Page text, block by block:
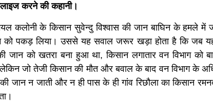
करने की कहानी।
कलोनी के किसान सुवेन्दु विश्वास की जान बाघिन के हमले में
को पकड़ लिया। उससे यह सवाल जरूर खड़ा होता है कि जब
को खतरा बना हुआ था, किसान लगातार वन विभाग को
जो तेजी किसान की मौत और बवाल के बाद वन विभाग के
जान न जाती और न ही पास के ही गांव रिछौला का किसान